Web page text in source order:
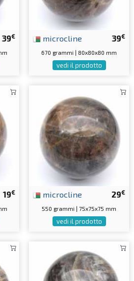
39€ 39€
microcline
670 grammi | 80x80x80 mm
vedi il prodotto
19€ 29€
microcline
550 grammi | 75x75x75 mm
vedi il prodotto